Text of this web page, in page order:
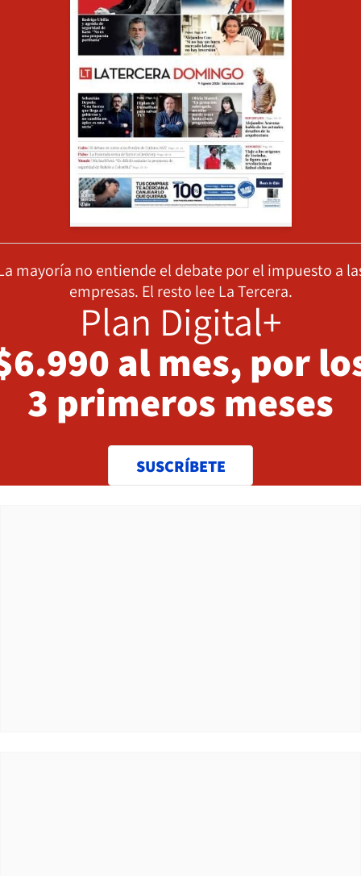
mayoría no entiende el debate por el impuesto a
empresas. El resto lee La Tercera.
Plan Digital+
al mes, por
3 primeros meses
SUSCRÍBETE